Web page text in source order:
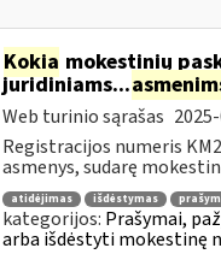
Kokia mokestinių
juridiniams...
Web turinio sąrašas
Registracijos numeris
asmenys, sudarę
atidėjimas išdėstymas
kategorijos: Prašymai,
arba išdėstyti mokestinę